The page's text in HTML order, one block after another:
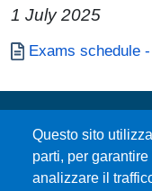
1 July 2025
Paragrafo
Documento
Exams schedule
Questo sito
parti, per
analizzare il